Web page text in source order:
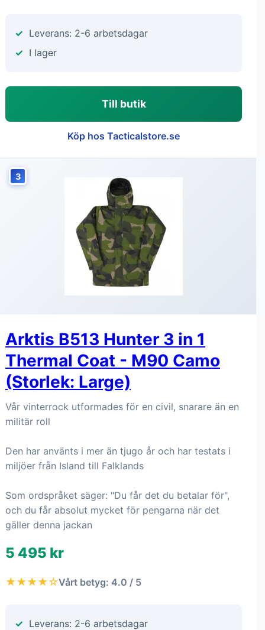
Leverans: 2-6 arbetsdagar
I lager
Till butik
Köp hos Tacticalstore.se
3
Arktis B513 Hunter 3 in 1
Thermal Coat - M90 Camo
(Storlek: Large)
Vår vinterrock utformades för en civil, snarare än en
militär roll
Den har använts i mer än tjugo år och har testats i
miljöer från Island till Falklands
Som ordspråket säger: "Du får det du betalar för",
och du får absolut mycket för pengarna när det
gäller denna jackan
5 495 kr
★★★★☆Vårt betyg: 4.0 / 5
Leverans: 2-6 arbetsdagar